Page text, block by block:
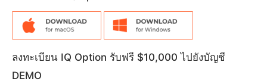
ลงทะเบียน IQ Option รับฟรี $10,000 ไปยังบัญชี
DEMO